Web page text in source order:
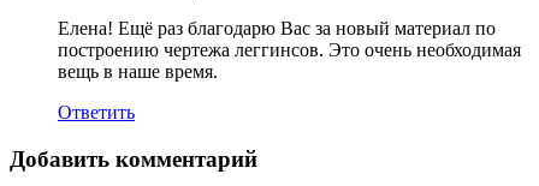
Елена! Ещё раз благодарю Вас за новый материал по
построению чертежа леггинсов. Это очень необходимая
вещь в наше время.
Ответить
Добавить комментарий